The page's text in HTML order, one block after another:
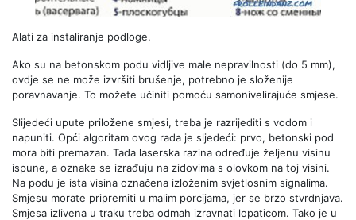
Alati za instaliranje podloge.
Ako su na betonskom podu vidljive male nepravilnosti (do 5 mm),
ovdje se ne može izvršiti brušenje, potrebno je složenije
poravnavanje. To možete učiniti pomoću samonivelirajuće smjese.
Slijedeći upute priložene smjesi, treba je razrijediti s vodom i
napuniti. Opći algoritam ovog rada je sljedeći: prvo, betonski pod
mora biti premazan. Tada laserska razina određuje željenu visinu
ispune, a oznake se izrađuju na zidovima s olovkom na toj visini.
Na podu je ista visina označena izloženim svjetlosnim signalima.
Smjesu morate pripremiti u malim porcijama, jer se brzo stvrdnjava.
Smjesa izlivena u traku treba odmah izravnati lopaticom. Tako je u